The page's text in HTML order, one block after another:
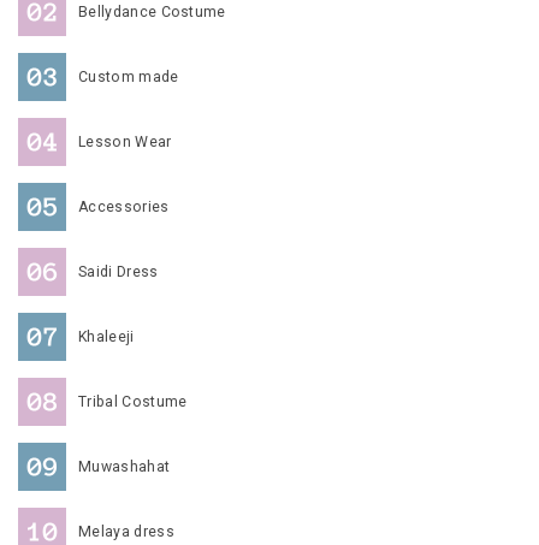
Bellydance Costume
Custom made
Lesson Wear
Accessories
Saidi Dress
Khaleeji
Tribal Costume
Muwashahat
Melaya dress